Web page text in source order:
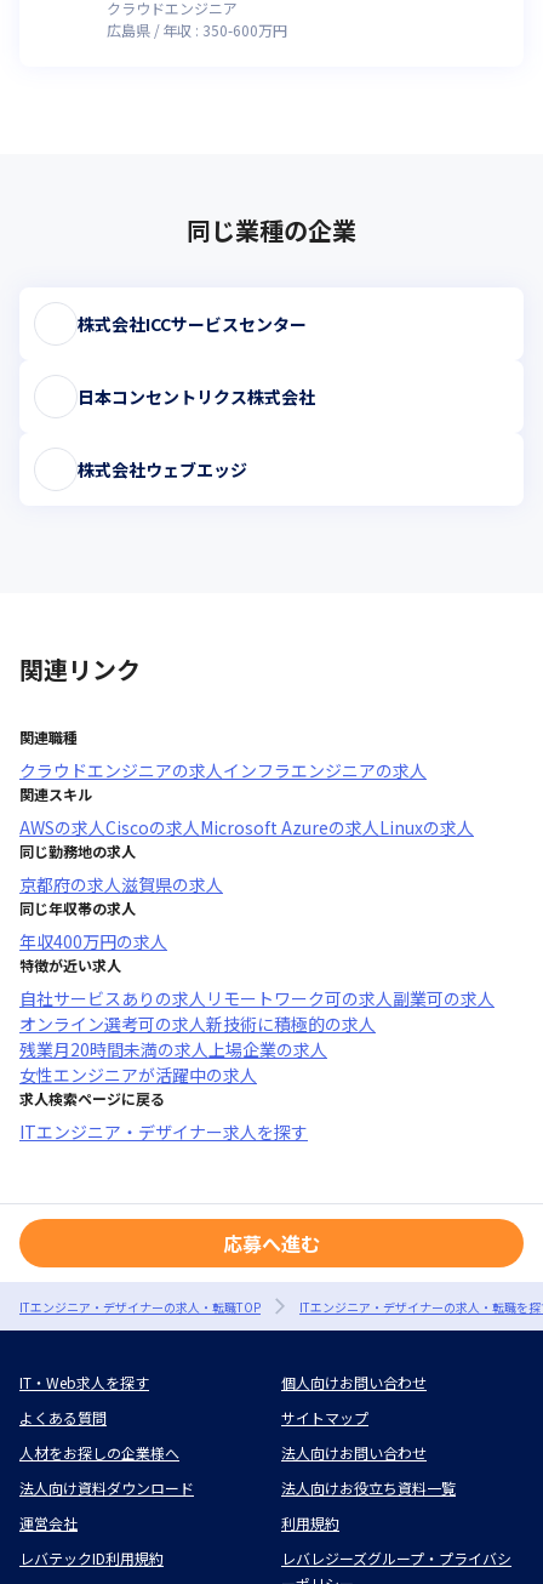
クラウドエンジニア
広島県
年収 : 350-600万円
同じ業種の企業
株式会社ICCサービスセンター
日本コンセントリクス株式会社
株式会社ウェブエッジ
関連リンク
関連職種
クラウドエンジニアの求人インフラエンジニアの求人
関連スキル
AWSの求人Ciscoの求人Microsoft Azureの求人Linuxの求人
同じ勤務地の求人
京都府の求人滋賀県の求人
同じ年収帯の求人
年収400万円の求人
特徴が近い求人
自社サービスあり の求人 リモートワーク可の求人副業可の求人
オンライン選考可の求人新技術に積極的の求人
残業月20時間未満の求人上場企業の求人
女性エンジニアが活躍中の求人
求人検索ページに戻る
ITエンジニア・デザイナー求人を探す
応募へ進む
ITエンジニア・デザイナーの求人・転職TOP ITエンジニア・デザイナーの求人・転職を
IT・Web求人を探す
個人向けお問い合わせ
よくある質問
サイトマップ
人材をお探しの企業様へ
法人向けお問い合わせ
法人向け資料ダウンロード
法人向けお役立ち資料一覧
運営会社
利用規約
レバテックID利用規約
レバレジーズグループ・プライバシ